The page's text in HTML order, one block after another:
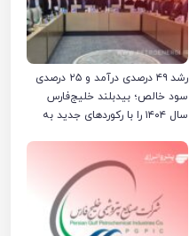
رشد ۴۹ درصدی درآمد و ۲۵ درصدی
سود خالص؛ بیدبلند خلیج‌فارس
سال ۱۴۰۴ را با رکوردهای جدید به